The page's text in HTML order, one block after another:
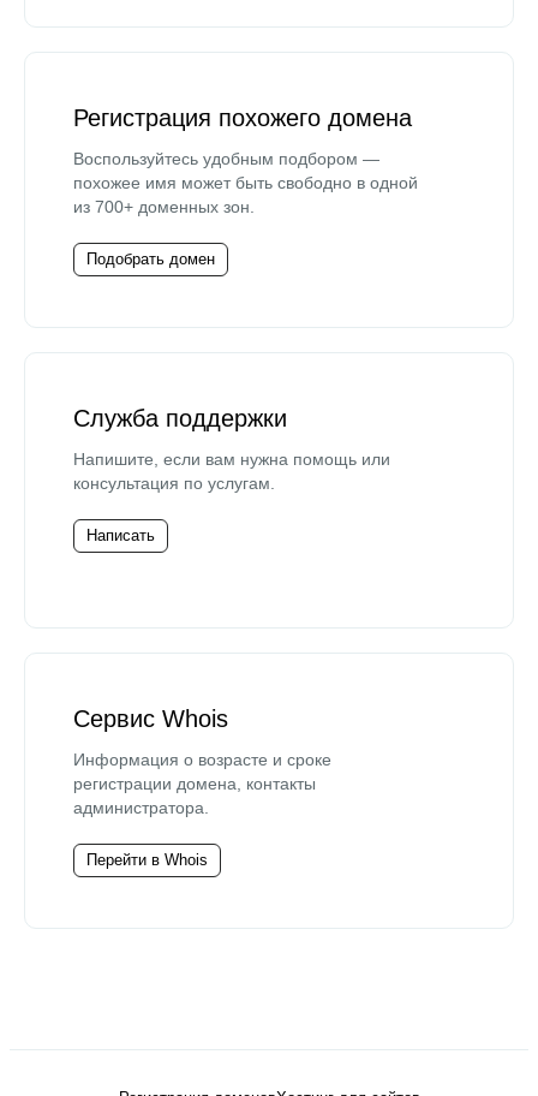
Регистрация похожего домена
Воспользуйтесь удобным подбором —
похожее имя может быть свободно в одной
из 700+ доменных зон.
Подобрать домен
Служба поддержки
Напишите, если вам нужна помощь или
консультация по услугам.
Написать
Сервис Whois
Информация о возрасте и сроке
регистрации домена, контакты
администратора.
Перейти в Whois